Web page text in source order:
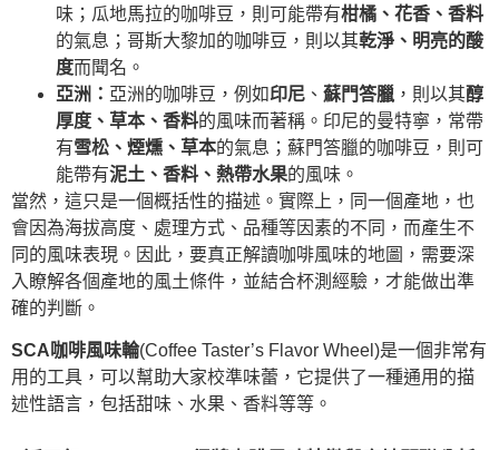
味；瓜地馬拉的咖啡豆，則可能帶有柑橘、花香、香料
的氣息；哥斯大黎加的咖啡豆，則以其乾淨、明亮的酸
度而聞名。
亞洲： 亞洲的咖啡豆，例如印尼 、 蘇門答臘 ，則以其醇
厚度、草本、香料的風味而著稱。印尼的曼特寧，常帶
有雪松、煙燻、草本的氣息；蘇門答臘的咖啡豆，則可
能帶有泥土、香料、熱帶水果的風味。
當然，這只是一個概括性的描述。實際上，同一個產地，也
會因為海拔高度、處理方式、品種等因素的不同，而產生不
同的風味表現。因此，要真正解讀咖啡風味的地圖，需要深
入瞭解各個產地的風土條件，並結合杯測經驗，才能做出準
確的判斷。
SCA咖啡風味輪(Coffee Taster’s Flavor Wheel)是一個非常有
用的工具，可以幫助大家校準味蕾，它提供了一種通用的描
述性語言，包括甜味、水果、香料等等。